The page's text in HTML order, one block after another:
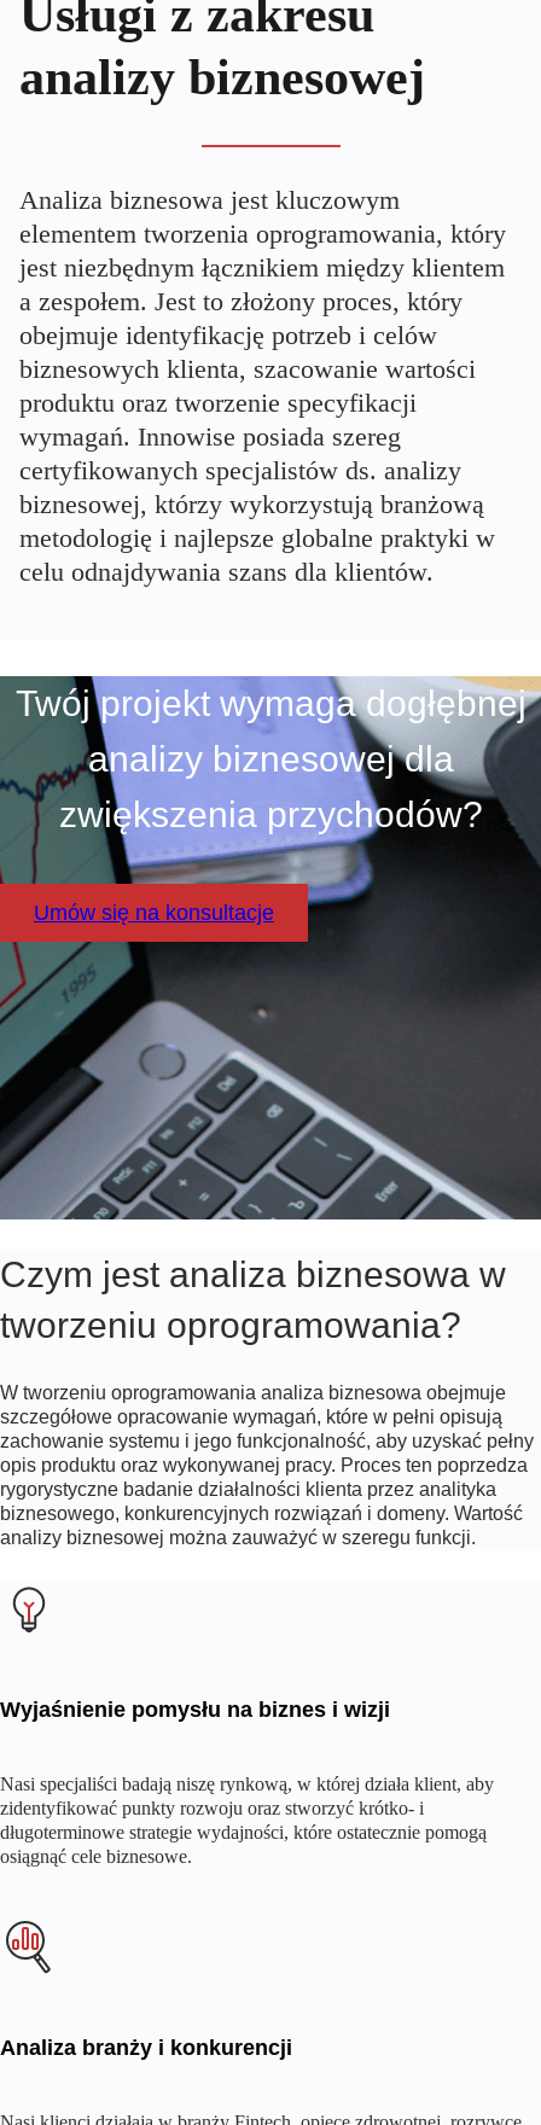
Usługi z zakresu
analizy biznesowej
Analiza biznesowa jest kluczowym
elementem tworzenia oprogramowania, który
jest niezbędnym łącznikiem między klientem
a zespołem. Jest to złożony proces, który
obejmuje identyfikację potrzeb i celów
biznesowych klienta, szacowanie wartości
produktu oraz tworzenie specyfikacji
wymagań. Innowise posiada szereg
certyfikowanych specjalistów ds. analizy
biznesowej, którzy wykorzystują branżową
metodologię i najlepsze globalne praktyki w
celu odnajdywania szans dla klientów.
Twój projekt wymaga dogłębnej
analizy biznesowej dla
zwiększenia przychodów?
Umów się na konsultacje
Czym jest analiza biznesowa w
tworzeniu oprogramowania?
W tworzeniu oprogramowania analiza biznesowa obejmuje
szczegółowe opracowanie wymagań, które w pełni opisują
zachowanie systemu i jego funkcjonalność, aby uzyskać pełny
opis produktu oraz wykonywanej pracy. Proces ten poprzedza
rygorystyczne badanie działalności klienta przez analityka
biznesowego, konkurencyjnych rozwiązań i domeny. Wartość
analizy biznesowej można zauważyć w szeregu funkcji.
Wyjaśnienie pomysłu na biznes i wizji
Nasi specjaliści badają niszę rynkową, w której działa klient, aby
zidentyfikować punkty rozwoju oraz stworzyć krótko- i
długoterminowe strategie wydajności, które ostatecznie pomogą
osiągnąć cele biznesowe.
Analiza branży i konkurencji